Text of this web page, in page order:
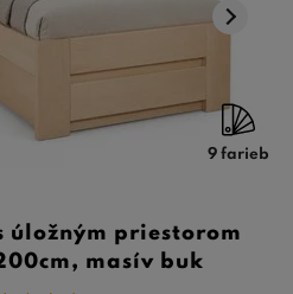
9 farieb
úložným priestorom
masív buk